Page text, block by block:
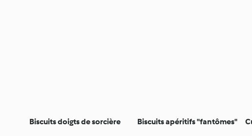
Biscuits doigts de sorcière Biscuits apéritifs "fantômes"